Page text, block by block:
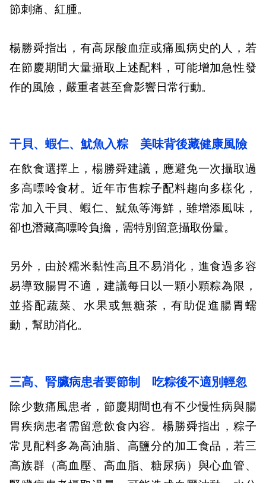
節刺痛、紅腫。
楊勝舜指出，有高尿酸血症或痛風病史的人，若
在節慶期間大量攝取上述配料，可能增加急性發
作的風險，嚴重者甚至會影響日常行動。
干貝、蝦仁、魷魚入粽 美味背後藏健康風險
在飲食選擇上，楊勝舜建議，應避免一次攝取過
多高嘌呤食材。近年市售粽子配料趨向多樣化，
常加入干貝、蝦仁、魷魚等海鮮，雖增添風味，
卻也潛藏高嘌呤負擔，需特別留意攝取份量。
另外，由於糯米黏性高且不易消化，進食過多容
易導致腸胃不適，建議每日以一顆小顆粽為限，
並搭配蔬菜、水果或無糖茶，有助促進腸胃蠕
動，幫助消化。
三高、腎臟病患者要節制 吃粽後不適別輕忽
除少數痛風患者，節慶期間也有不少慢性病與腸
胃疾病患者需留意飲食內容。楊勝舜指出，粽子
常見配料多為高油脂、高鹽分的加工食品，若三
高族群（高血壓、高血脂、糖尿病）與心血管、